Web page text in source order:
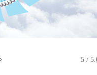
/ 5